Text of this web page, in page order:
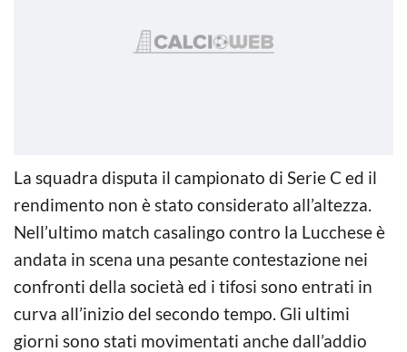
La squadra disputa il campionato di Serie C ed il
rendimento non è stato considerato all’altezza.
Nell’ultimo match casalingo contro la Lucchese è
andata in scena una pesante contestazione nei
confronti della società ed i tifosi sono entrati in
curva all’inizio del secondo tempo. Gli ultimi
giorni sono stati movimentati anche dall’addio